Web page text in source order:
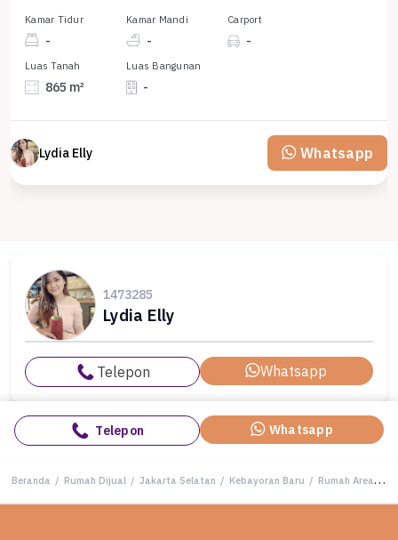
Kamar Tidur
-
Kamar Mandi
-
Carport
-
Luas Tanah
865 m²
Luas Bangunan
-
Lydia Elly Whatsapp
1473285
Lydia Elly
Telepon Whatsapp
Telepon Whatsapp
Beranda / Rumah Dijual / Jakarta Selatan / Kebayoran Baru / Rumah Area Premium Kebayoran Baru, Jakarta Selatan - Harga Menarik 27,5 Miliar